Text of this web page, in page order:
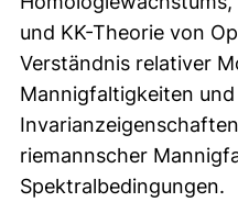
und KK-Theorie von
Verständnis relativer
Mannigfaltigkeiten
riemannscher
Spektralbedingungen.